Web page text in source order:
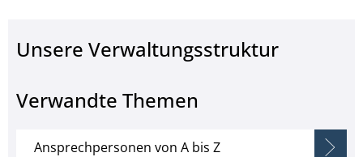
Unsere Verwaltungsstruktur
Verwandte Themen
Ansprechpersonen von A bis Z